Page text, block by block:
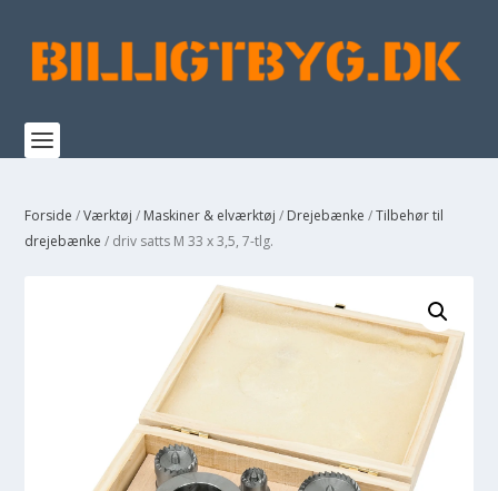
Forside /Værktøj / Maskiner & elværktøj / Drejebænke /Tilbehør til
drejebænke / driv satts M 33 x 3,5, 7-tlg.